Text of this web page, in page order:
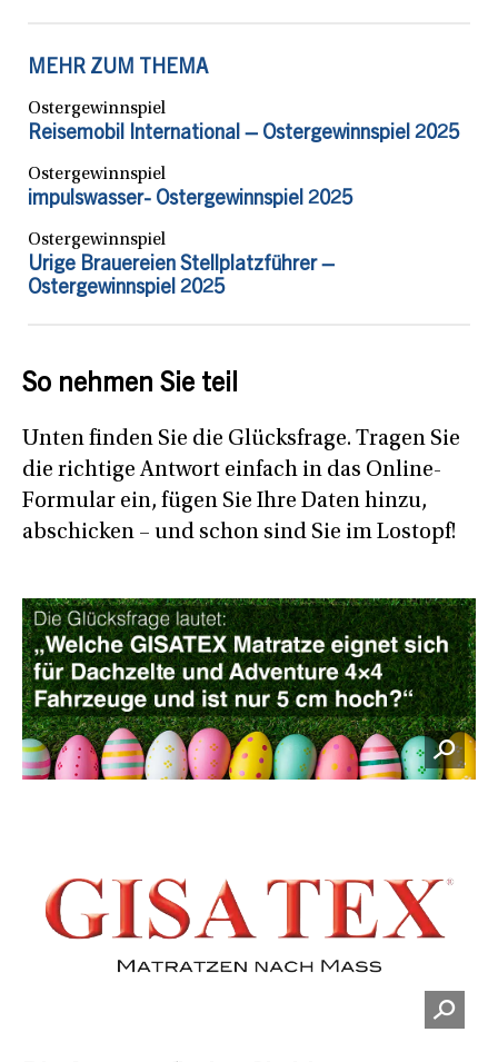
MEHR ZUM THEMA
Ostergewinnspiel
Reisemobil International – Ostergewinnspiel 2025
Ostergewinnspiel
impulswasser- Ostergewinnspiel 2025
Ostergewinnspiel
Urige Brauereien Stellplatzführer –
Ostergewinnspiel 2025
So nehmen Sie teil
Unten finden Sie die Glücksfrage. Tragen Sie
die richtige Antwort einfach in das Online-
Formular ein, fügen Sie Ihre Daten hinzu,
abschicken – und schon sind Sie im Lostopf!